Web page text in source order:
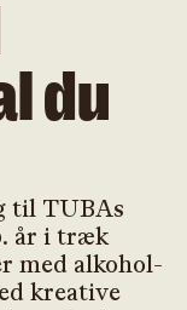
du
til TUBAs
år i træk
med alkohol-
kreative